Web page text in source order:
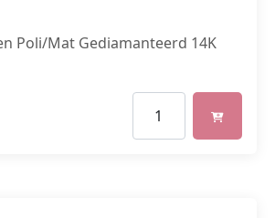
Poli/Mat Gediamanteerd 14K